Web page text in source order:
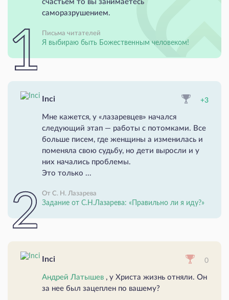
счастьем то вы занимаетесь
саморазрушением.
Письма читателей
Я выбираю быть Божественным человеком!
Inci +3
Мне кажется, у «лазаревцев» начался
следующий этап — работы с потомками. Все
больше писем, где женщины а изменилась и
поменяла свою судьбу, но дети выросли и у
них начались проблемы.
Это только ...
От С. Н. Лазарева
Задание от С.Н.Лазарева: «Правильно ли я иду?»
Inci 0
Андрей Латышев , у Христа жизнь отняли. Он
за нее был зацеплен по вашему?